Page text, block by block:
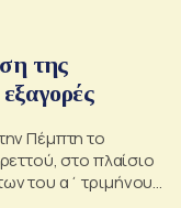
της
Πέμπτη το
στο πλαίσιο
του α΄ τριμήνου